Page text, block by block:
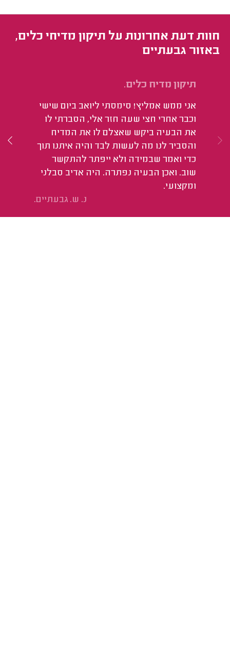
חוות דעת אחרונות על תיקון מדיחי כלים,
באזור גבעתיים
תיקון מדיח כלים.
אני ממש אמליץ! סימסתי ליואב ביום שישי
וכבר אחרי חצי שעה חזר אלי, הסברתי לו
את הבעיה ביקש שאצלם לו את המדיח
והסביר לנו מה לעשות לבד והיה איתנו תוך
כדי ואמר שבמידה ולא ייפתר להתקשר
שוב. ואכן הבעיה נפתרה. היה אדיב סבלני
ומקצועי.
נ. ש. גבעתיים.